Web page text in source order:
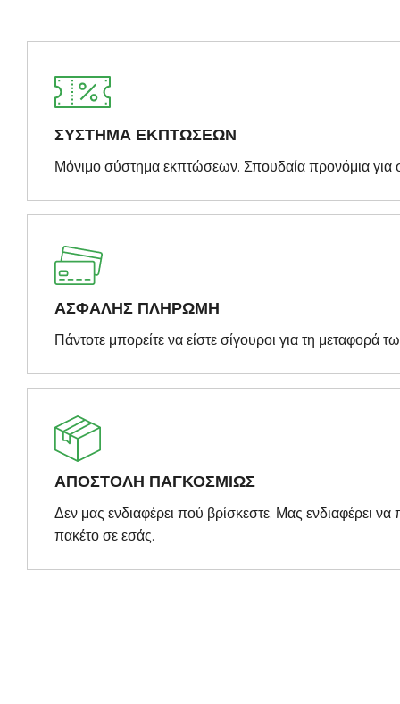
ΣΥΣΤΗΜΑ ΕΚΠΤΩΣΕΩΝ
Μόνιμο σύστημα εκπτώσεων. Σπουδαία προνόμια για
ΑΣΦΑΛΗΣ ΠΛΗΡΩΜΗ
Πάντοτε μπορείτε να είστε σίγουροι για τη μεταφορά
ΑΠΟΣΤΟΛΗ ΠΑΓΚΟΣΜΙΩΣ
Δεν μας ενδιαφέρει πού βρίσκεστε. Μας ενδιαφέρει
πακέτο σε εσάς.